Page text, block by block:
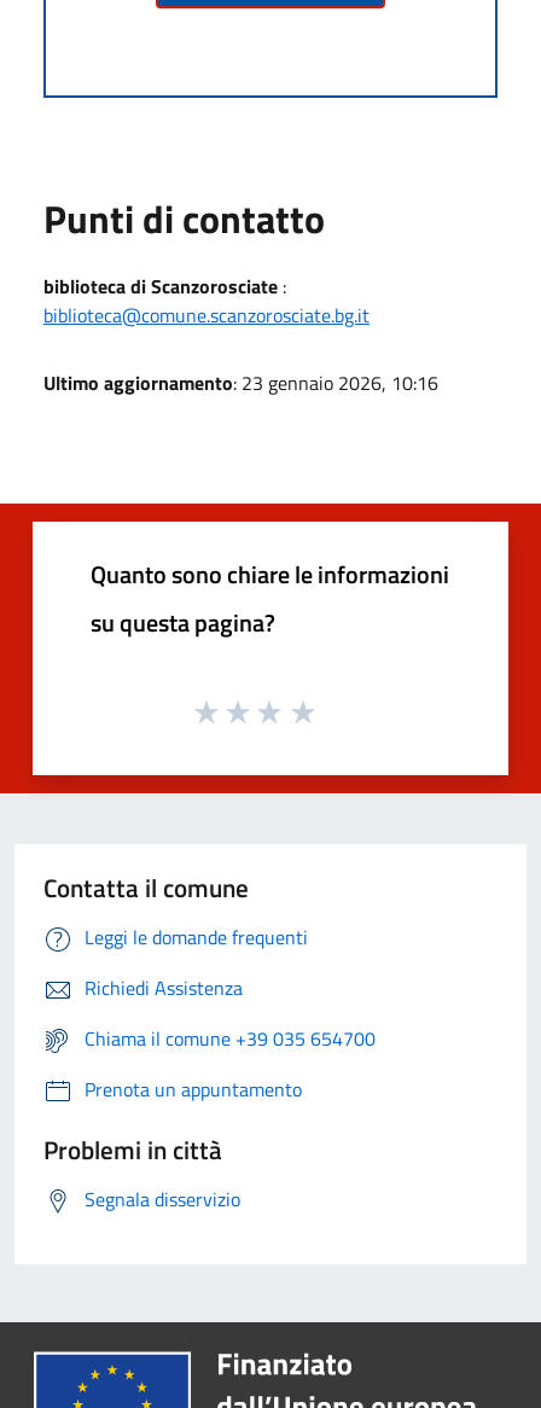
Punti di contatto
biblioteca di Scanzorosciate :
biblioteca@comune.scanzorosciate.bg.it
Ultimo aggiornamento: 23 gennaio 2026, 10:16
Quanto sono chiare le informazioni
su questa pagina?
Contatta il comune
Leggi le domande frequenti
Richiedi Assistenza
Chiama il comune +39 035 654700
Prenota un appuntamento
Problemi in città
Segnala disservizio